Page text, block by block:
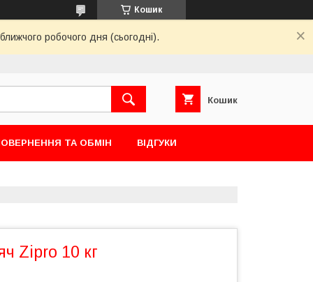
Кошик
робочого дня (сьогодні).
Кошик
ТА ОБМІН ВІДГУКИ
Zipro 10 кг